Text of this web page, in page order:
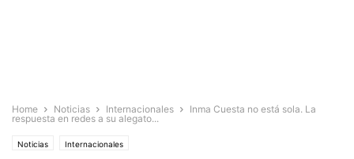
Home Noticias Internacionales
Inma Cuesta no está sola. La
respuesta en redes a su alegato...
Noticias Internacionales